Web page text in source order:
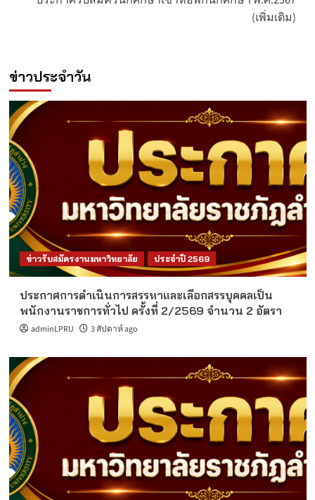
(เพิ่มเติม)
ข่าวประจำวัน
ข่าวรับสมัครงานมหาวิทยาลัย ประจำปี 2569
ประกาศการดำเนินการสรรหาและเลือกสรรบุคคลเป็น
พนักงานราชการทั่วไป ครั้งที่ 2/2569 จำนวน 2 อัตรา
adminLPRU 3 สัปดาห์ ago